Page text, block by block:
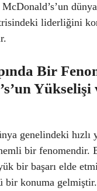
McDonald’s’un
liderliğini
Bir
Yükselişi
genelindeki hızlı
bir fenomendir.
bir başarı elde
bir konuma gelmiştir.